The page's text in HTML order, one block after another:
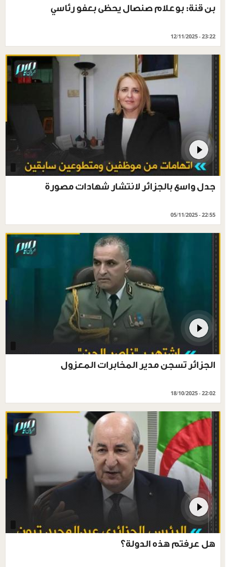
بن قنة: بوعلام صنصال يحظى بعفو رئاسي
12/11/2025 - 23:22
جدل واسع بالجزائر لانتشار شهادات مصورة
05/11/2025 - 22:55
الجزائر تسجن مدير المخابرات المعزول
18/10/2025 - 22:02
‏هل عرفتم هذه الدولة؟